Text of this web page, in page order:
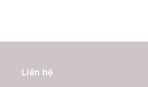
Liên hệ